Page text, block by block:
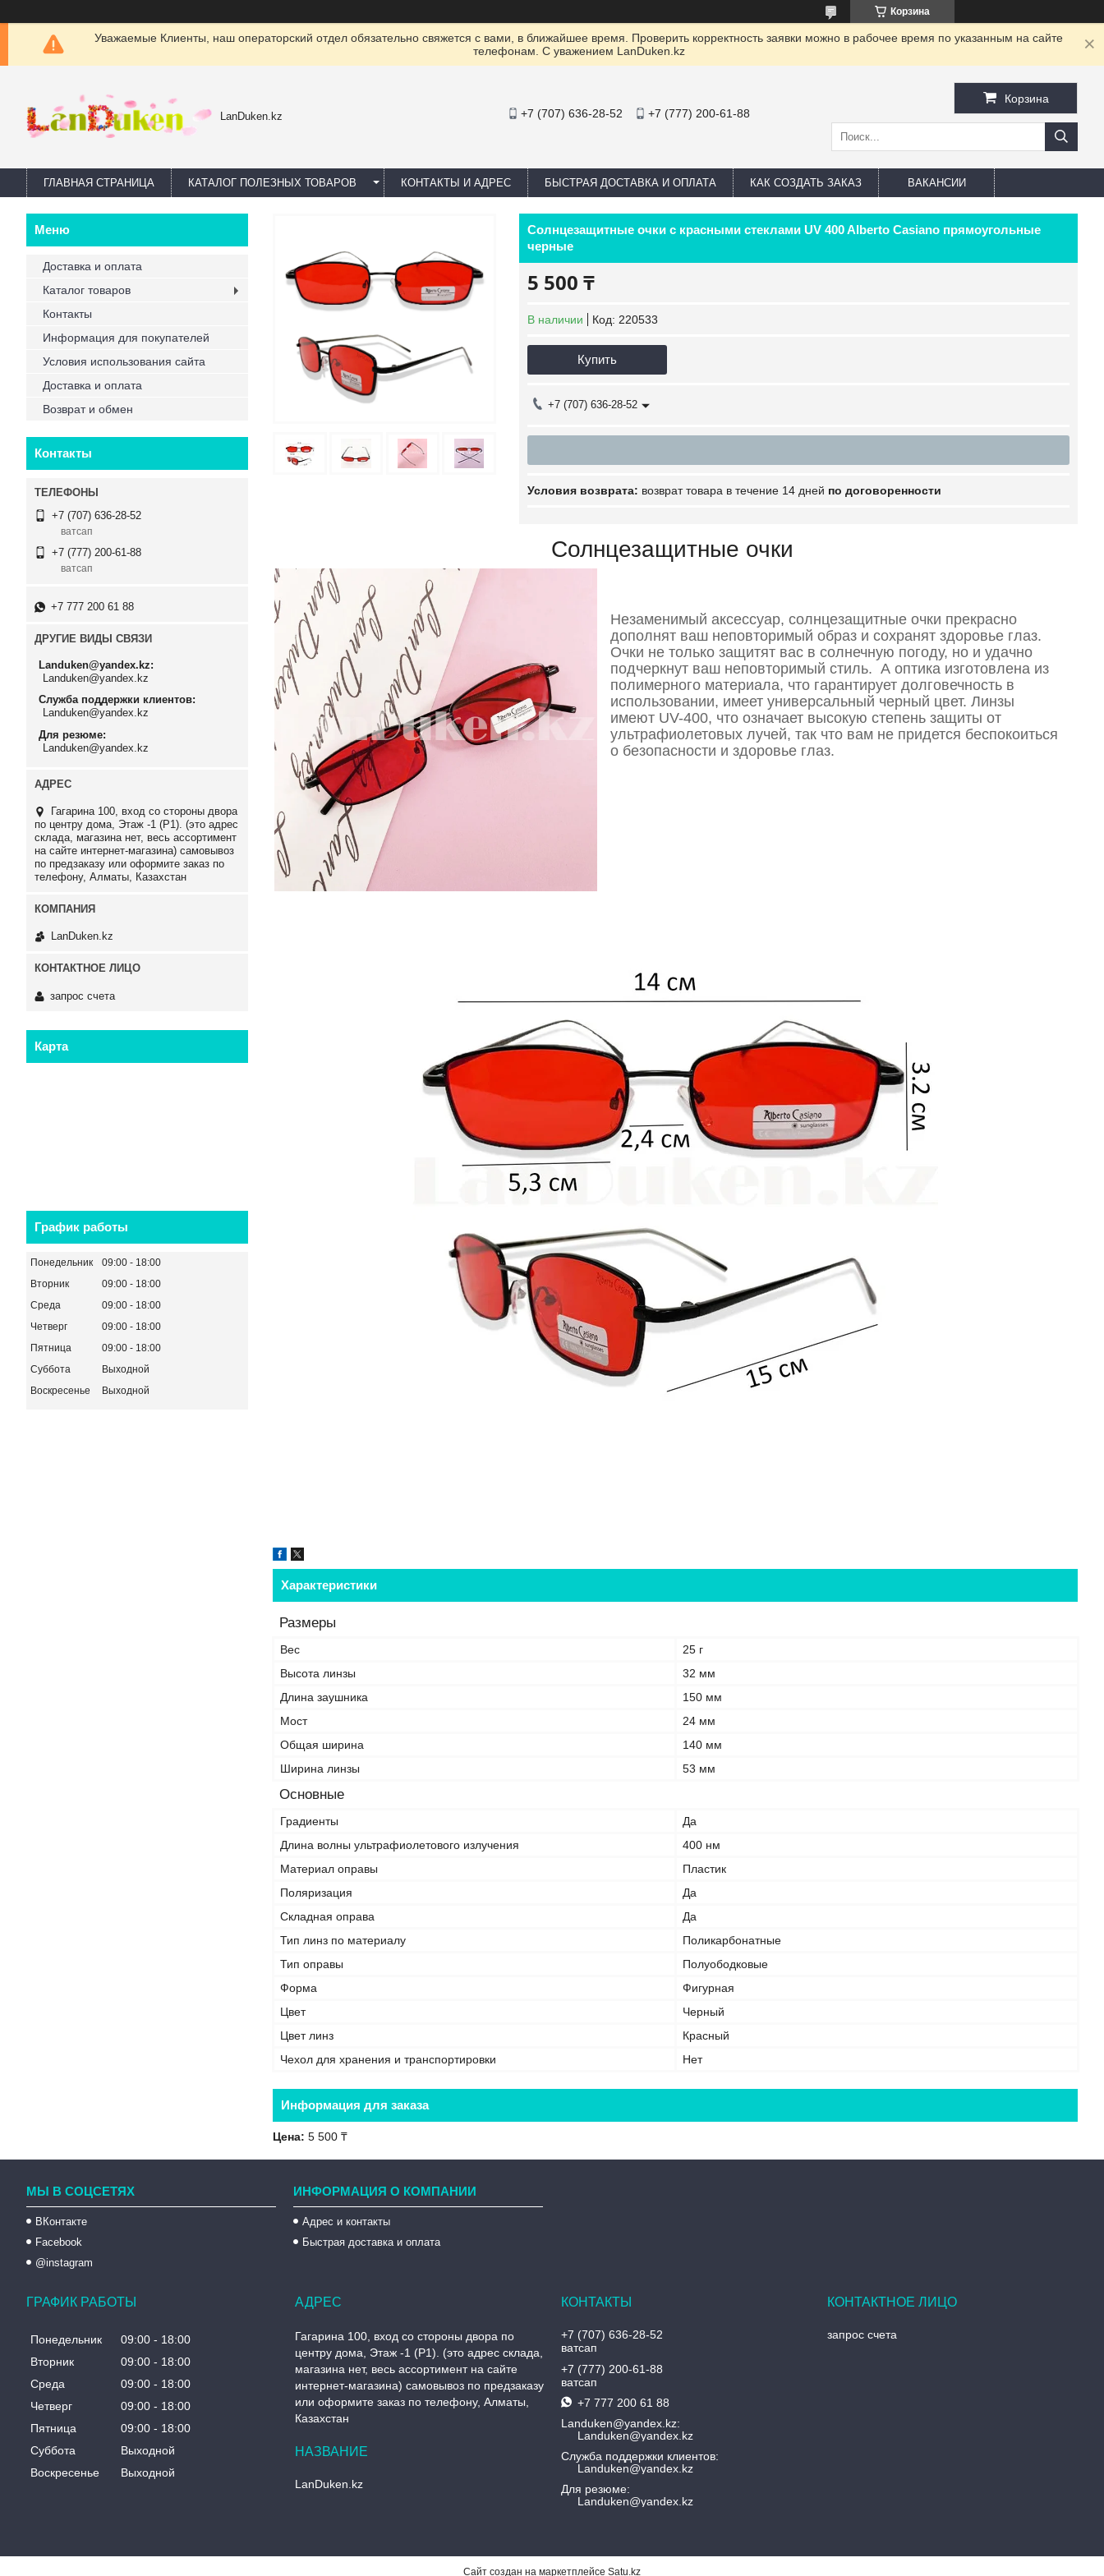
Корзина
Уважаемые Клиенты, наш операторский отдел обязательно свяжется с вами, в ближайшее время. Проверить корректность заявки можно в рабочее время по указанным на сайте
телефонам. С уважением LanDuken.kz
LanDuken.kz +7 (707) 636-28-52 +7 (777) 200-61-88
Корзина
ГЛАВНАЯ СТРАНИЦА КАТАЛОГ ПОЛЕЗНЫХ ТОВАРОВ КОНТАКТЫ И АДРЕС БЫСТРАЯ ДОСТАВКА И ОПЛАТА КАК СОЗДАТЬ ЗАКАЗ ВАКАНСИИ
Солнцезащитные очки с красными стеклами UV 400 Alberto Casiano прямоугольные
черные
5 500 ₸
В наличии Код: 220533
Купить
+7 (707) 636-28-52
возврат товара в течение 14 дней по договоренности
Солнцезащитные очки
Незаменимый аксессуар, солнцезащитные очки прекрасно
дополнят ваш неповторимый образ и сохранят здоровье глаз.
Очки не только защитят вас в солнечную погоду, но и удачно
подчеркнут ваш неповторимый стиль. А оптика изготовлена из
полимерного материала, что гарантирует долговечность в
использовании, имеет универсальный черный цвет. Линзы
имеют UV-400, что означает высокую степень защиты от
ультрафиолетовых лучей, так что вам не придется беспокоиться
о безопасности и здоровье глаз.
Характеристики
Размеры
Вес
25 г
Высота линзы
32 мм
Длина заушника
150 мм
Мост
24 мм
Общая ширина
140 мм
Ширина линзы
53 мм
Основные
Градиенты
Да
Длина волны ультрафиолетового излучения
400 нм
Материал оправы
Пластик
Поляризация
Да
Складная оправа
Да
Тип линз по материалу
Поликарбонатные
Тип оправы
Полуободковые
Форма
Фигурная
Цвет
Черный
Цвет линз
Красный
Чехол для хранения и транспортировки
Нет
Информация для заказа
Цена: 5 500 ₸
Доставка и оплата
Каталог товаров
Контакты
Информация для покупателей
Условия использования сайта
Доставка и оплата
Возврат и обмен
Контакты
+7 (707) 636-28-52
ватсап
+7 (777) 200-61-88
ватсап
+7 777 200 61 88
ДРУГИЕ ВИДЫ СВЯЗИ
Landuken@yandex.kz
Landuken@yandex.kz
Служба поддержки клиентов
Landuken@yandex.kz
Для резюме
Landuken@yandex.kz
Гагарина 100, вход со стороны двора
по центру дома, Этаж -1 (P1). (это адрес
склада, магазина нет, весь ассортимент
на сайте интернет-магазина) самовывоз
по предзаказу или оформите заказ по
телефону, Алматы, Казахстан
LanDuken.kz
запрос счета
Карта
График работы
Понедельник 09:00
18:00
Вторник
09:00
18:00
Среда
09:00
18:00
Четверг
09:00
18:00
Пятница
09:00
18:00
Суббота
Выходной
Воскресенье
Выходной
МЫ В СОЦСЕТЯХ
ВКонтакте
Facebook
@instagram
ИНФОРМАЦИЯ О КОМПАНИИ
Адрес и контакты
Быстрая доставка и оплата
ГРАФИК РАБОТЫ
Понедельник 09:00
18:00
Вторник
09:00
18:00
Среда
09:00
18:00
Четверг
09:00
18:00
Пятница
09:00
18:00
Суббота
Выходной
Воскресенье
Выходной
Гагарина 100, вход со стороны двора по
центру дома, Этаж -1 (P1). (это адрес склада,
магазина нет, весь ассортимент на сайте
интернет-магазина) самовывоз по предзаказу
или оформите заказ по телефону, Алматы,
Казахстан
LanDuken.kz
+7 (707) 636-28-52
ватсап
+7 (777) 200-61-88
ватсап
+7 777 200 61 88
Landuken@yandex.kz
Landuken@yandex.kz
Служба поддержки клиентов
Landuken@yandex.kz
Для резюме
Landuken@yandex.kz
запрос счета
Сайт создан на маркетплейсе Satu.kz